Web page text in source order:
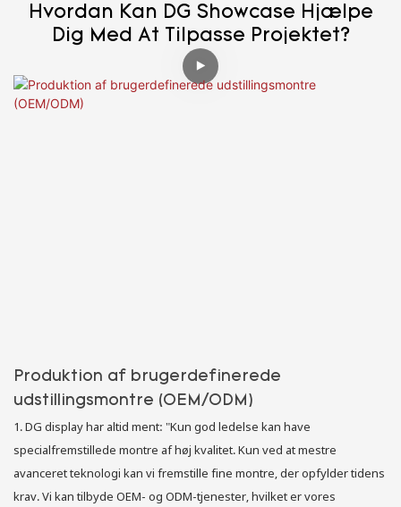
Hvordan Kan DG Showcase Hjælpe
Dig Med At Tilpasse Projektet?
Produktion af brugerdefinerede
udstillingsmontre (OEM/ODM)
1. DG display har altid ment: "Kun god ledelse kan have
specialfremstillede montre af høj kvalitet. Kun ved at mestre
avanceret teknologi kan vi fremstille fine montre, der opfylder tidens
krav. Vi kan tilbyde OEM- og ODM-tjenester, hvilket er vores